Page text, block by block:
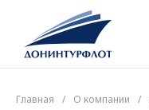
Главная / О компании /